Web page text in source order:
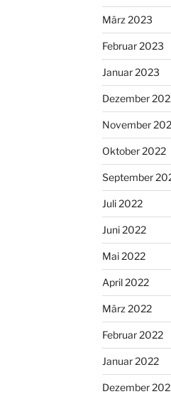
März 2023
Februar 2023
Januar 2023
Dezember
November
Oktober 2022
September
Juli 2022
Juni 2022
Mai 2022
April 2022
März 2022
Februar 2022
Januar 2022
Dezember